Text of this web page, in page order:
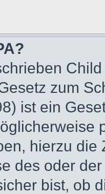
zum
ist ein
hierzu die
des oder
bist, ob